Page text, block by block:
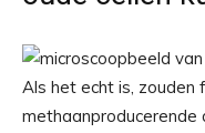
Als het echt is, zouden
methaanproducerende